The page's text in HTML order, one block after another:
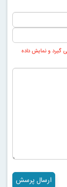
گیرد و نمایش داده
ارسال پرسش